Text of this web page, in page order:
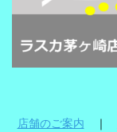
店舗のご案内 ｜